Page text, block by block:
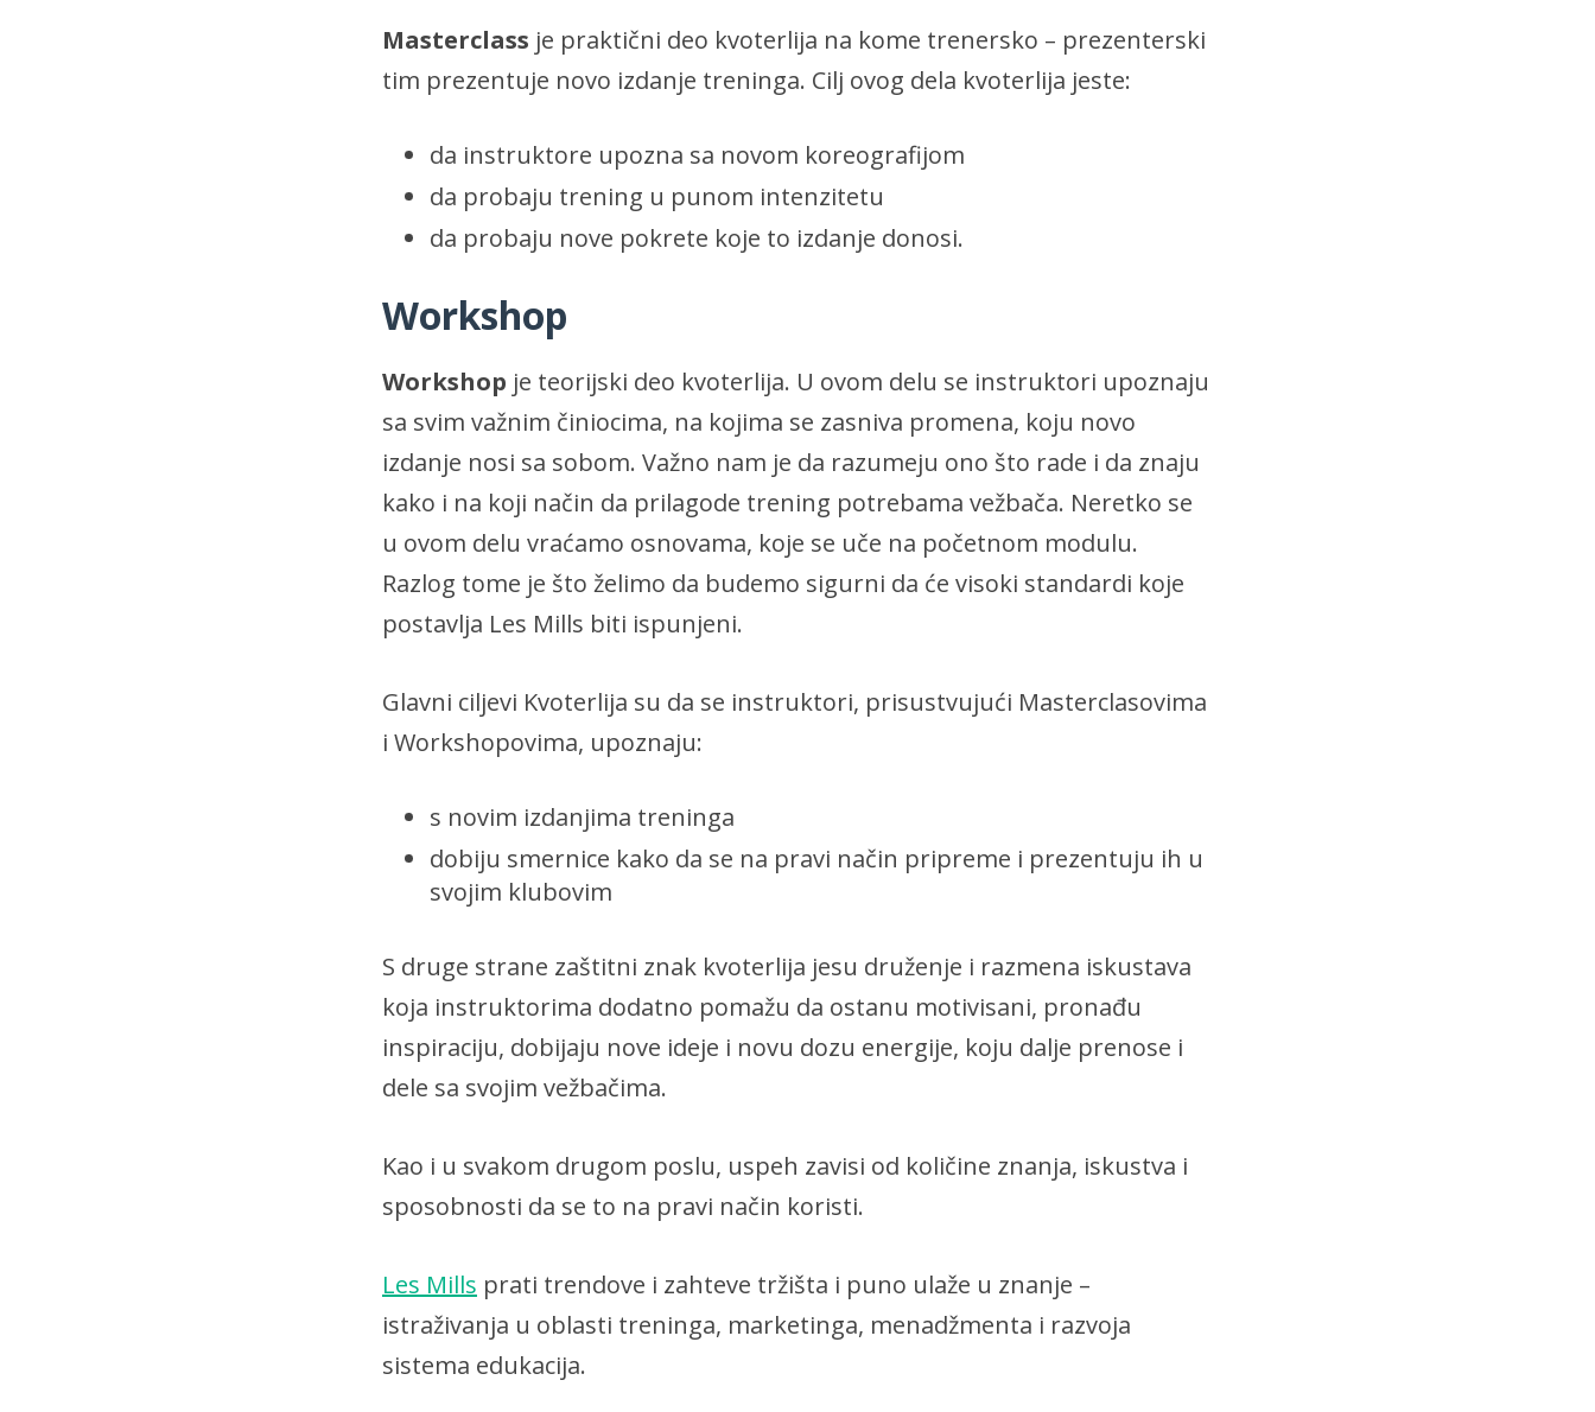
Masterclass je praktični deo kvoterlija na kome trenersko – prezenterski
tim prezentuje novo izdanje treninga. Cilj ovog dela kvoterlija jeste:
da instruktore upozna sa novom koreografijom
da probaju trening u punom intenzitetu
da probaju nove pokrete koje to izdanje donosi.
Workshop
Workshop je teorijski deo kvoterlija. U ovom delu se instruktori upoznaju
sa svim važnim činiocima, na kojima se zasniva promena, koju novo
izdanje nosi sa sobom. Važno nam je da razumeju ono što rade i da znaju
kako i na koji način da prilagode trening potrebama vežbača. Neretko se
u ovom delu vraćamo osnovama, koje se uče na početnom modulu.
Razlog tome je što želimo da budemo sigurni da će visoki standardi koje
postavlja Les Mills biti ispunjeni.
Glavni ciljevi Kvoterlija su da se instruktori, prisustvujući Masterclasovima
i Workshopovima, upoznaju:
s novim izdanjima treninga
dobiju smernice kako da se na pravi način pripreme i prezentuju ih u
svojim klubovim
S druge strane zaštitni znak kvoterlija jesu druženje i razmena iskustava
koja instruktorima dodatno pomažu da ostanu motivisani, pronađu
inspiraciju, dobijaju nove ideje i novu dozu energije, koju dalje prenose i
dele sa svojim vežbačima.
Kao i u svakom drugom poslu, uspeh zavisi od količine znanja, iskustva i
sposobnosti da se to na pravi način koristi.
Les Mills prati trendove i zahteve tržišta i puno ulaže u znanje –
istraživanja u oblasti treninga, marketinga, menadžmenta i razvoja
sistema edukacija.